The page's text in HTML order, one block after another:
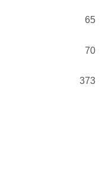
65
70
373